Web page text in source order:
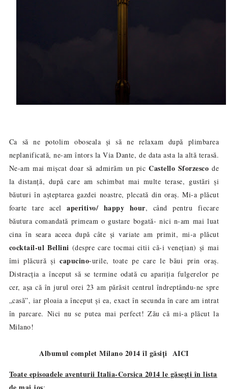
Ca să ne potolim oboseala și să ne relaxam după plimbarea
neplanificată, ne-am întors la Via Dante, de data asta la altă terasă.
Ne-am mai mișcat doar să admirăm un picCastello Sforzesco de
la distanță, după care am schimbat mai multe terase, gustări și
băuturi în așteptarea gazdei noastre, plecată din oraș. Mi-a plăcut
foarte tare acelaperitivo/ happy hour, când pentru fiecare
băutura comandată primeam o gustare bogată- nici n-am mai luat
cina în seara aceea după câte și variate am primit, mi-a plăcut
cocktail-ul Bellini (despre care tocmai citii că-i venețian) și mai
îmi plăcură șicapucino-urile, toate pe care le băui prin oraș.
Distracția a început să se termine odată cu apariția fulgerelor pe
cer, așa că în jurul orei 23 am părăsit centrul îndreptându-ne spre
„casă”, iar ploaia a început și ea, exact în secunda în care am intrat
în parcare. Nici nu se putea mai perfect! Zău că mi-a plăcut la
Milano!
Albumul complet Milano 2014îl găsiți AICI
Toate episoadele aventurii Italia-Corsica 2014 le găsești în lista